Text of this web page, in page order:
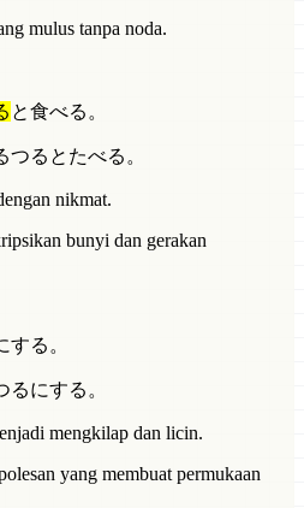
mulus tanpa noda.
と食べる。
るとたべる。
nikmat.
bunyi dan gerakan
する。
にする。
mengkilap dan licin.
yang membuat permukaan